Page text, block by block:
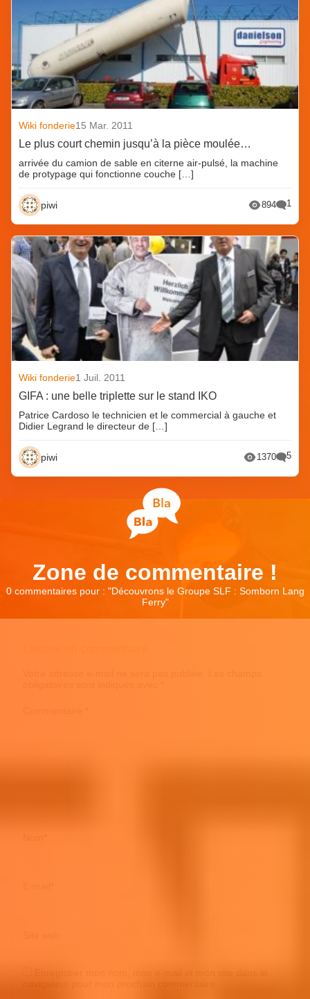
Wiki fonderie15 Mar. 2011
Le plus court chemin jusqu’à la pièce moulée…
arrivée du camion de sable en citerne air-pulsé, la machine
de protypage qui fonctionne couche […]
piwi 894 1
Wiki fonderie1 Juil. 2011
GIFA : une belle triplette sur le stand IKO
Patrice Cardoso le technicien et le commercial à gauche et
Didier Legrand le directeur de […]
piwi 1370 5
Zone de commentaire !
0 commentaires pour : "Découvrons le Groupe SLF : Somborn Lang
Ferry"